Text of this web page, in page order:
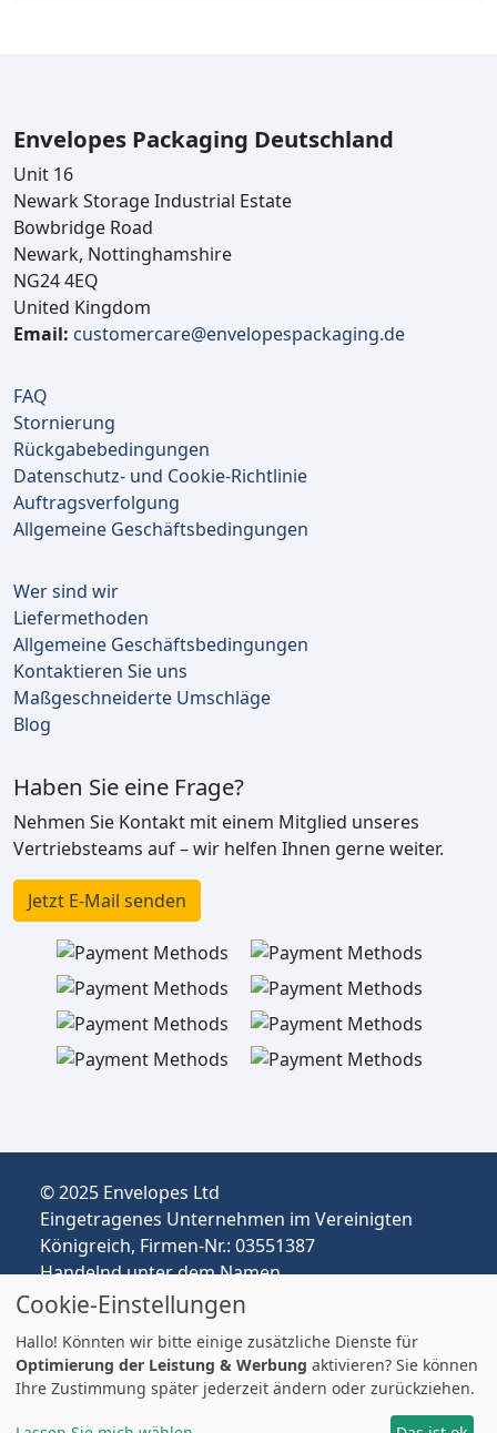
Envelopes Packaging Deutschland
Unit 16
Newark Storage Industrial Estate
Bowbridge Road
Newark, Nottinghamshire
NG24 4EQ
United Kingdom
Email: customercare@envelopespackaging.de
FAQ
Stornierung
Rückgabebedingungen
Datenschutz- und Cookie-Richtlinie
Auftragsverfolgung
Allgemeine Geschäftsbedingungen
Wer sind wir
Liefermethoden
Allgemeine Geschäftsbedingungen
Kontaktieren Sie uns
Maßgeschneiderte Umschläge
Blog
Haben Sie eine Frage?
Nehmen Sie Kontakt mit einem Mitglied unseres
Vertriebsteams auf – wir helfen Ihnen gerne weiter.
Jetzt E-Mail senden
© 2025 Envelopes Ltd
Eingetragenes Unternehmen im Vereinigten
Königreich, Firmen-Nr.: 03551387
Handelnd unter dem Namen
envelopespackaging.de | Versand vom
Vereinigten Königreich nach Deutschland
Preise in EUR | Zölle & MwSt. können anfallen.
Impressum
Cookie-Einstellungen
Hallo! Könnten wir bitte einige zusätzliche Dienste für
Optimierung der Leistung & Werbung aktivieren? Sie können
Ihre Zustimmung später jederzeit ändern oder zurückziehen.